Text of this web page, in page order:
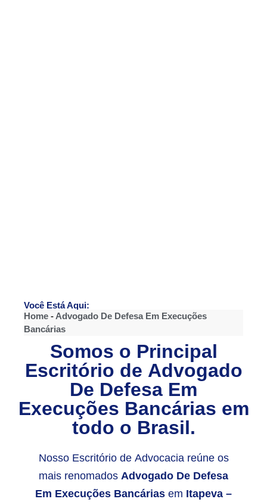
Você Está Aqui:
Home - Advogado De Defesa Em Execuções
Bancárias
Somos o Principal
Escritório de Advogado
De Defesa Em
Execuções Bancárias em
todo o Brasil.
Nosso Escritório de Advocacia reúne os
mais renomados Advogado De Defesa
Em Execuções Bancárias em Itapeva –